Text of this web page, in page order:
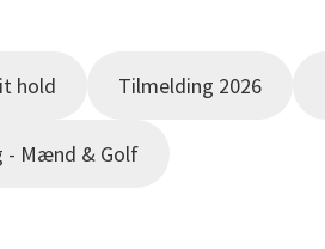
hold Tilmelding 2026
- Mænd & Golf